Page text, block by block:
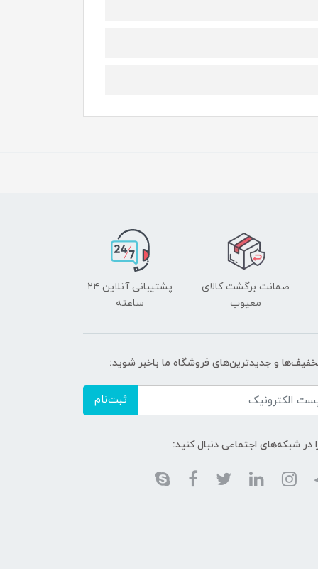
ضمانت برگشت کالای
معیوب
پشتیبانی آنلاین ۲۴
ساعته
و جدیدترین‌های فروشگاه ما باخبر شوید:
ثبت‌نام
در شبکه‌های اجتماعی دنبال کنید: